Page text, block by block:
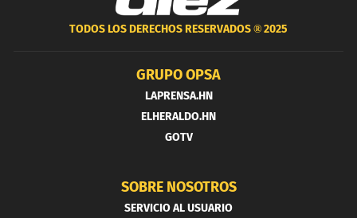
TODOS LOS DERECHOS RESERVADOS ®2025
GRUPO OPSA
LAPRENSA.HN
ELHERALDO.HN
GOTV
SOBRE NOSOTROS
SERVICIO AL USUARIO